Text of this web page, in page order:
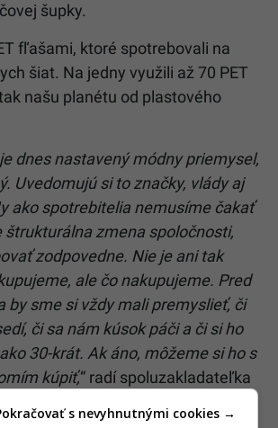
šupky.
fľašami, ktoré spotrebovali na
šiat. Na jedny využili až 70 PET
našu planétu od plastového
dnes nastavený módny priemysel,
Uvedomujú si to značky, vlády aj
ako spotrebitelia nemusíme čakať
štrukturálna zmena spoločnosti,
zodpovedne. Nie je ani tak
ale čo nakupujeme. Pred
by sme si vždy mali premyslieť, či
či sa nám kúsok páči a či si ho
30-krát. Ak áno, môžeme si ho s
kúpiť,“ radí spoluzakladateľka
módu Zuzka Dutková.
s nevyhnutnými cookies →